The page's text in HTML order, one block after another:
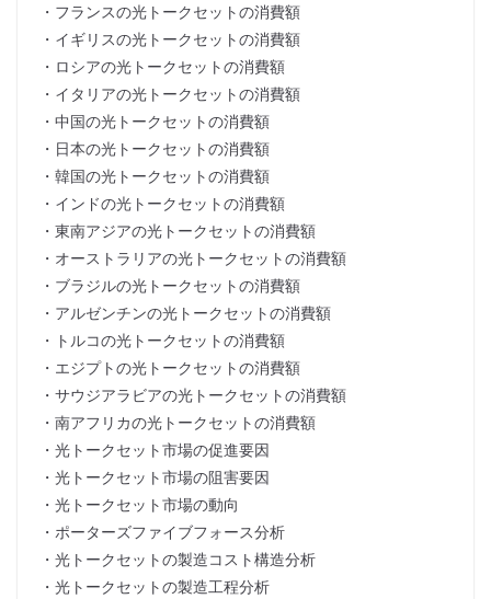
・フランスの光トークセットの消費額
・イギリスの光トークセットの消費額
・ロシアの光トークセットの消費額
・イタリアの光トークセットの消費額
・中国の光トークセットの消費額
・日本の光トークセットの消費額
・韓国の光トークセットの消費額
・インドの光トークセットの消費額
・東南アジアの光トークセットの消費額
・オーストラリアの光トークセットの消費額
・ブラジルの光トークセットの消費額
・アルゼンチンの光トークセットの消費額
・トルコの光トークセットの消費額
・エジプトの光トークセットの消費額
・サウジアラビアの光トークセットの消費額
・南アフリカの光トークセットの消費額
・光トークセット市場の促進要因
・光トークセット市場の阻害要因
・光トークセット市場の動向
・ポーターズファイブフォース分析
・光トークセットの製造コスト構造分析
・光トークセットの製造工程分析